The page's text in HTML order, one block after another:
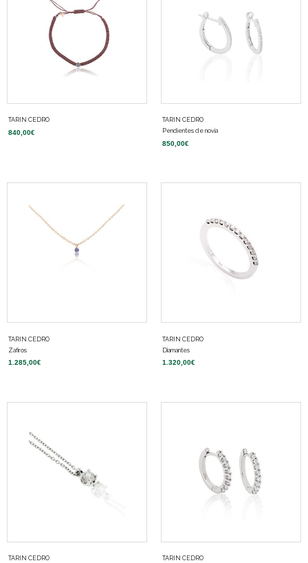
TARIN CEDRO
840,00€
TARIN CEDRO
Pendientes de novia
850,00€
TARIN CEDRO
Zafiros
1.285,00€
TARIN CEDRO
Diamantes
1.320,00€
TARIN CEDRO
TARIN CEDRO